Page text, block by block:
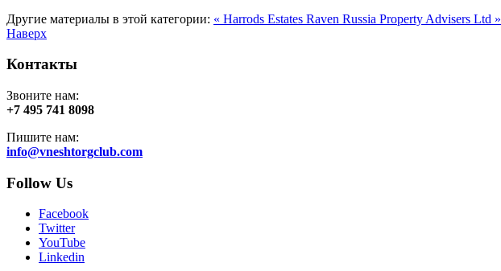
Другие материалы в этой категории: « Harrods Estates Raven Russia Property Advisers Ltd »
Наверх
Контакты
Звоните нам:
+7 495 741 8098
Пишите нам:
info@vneshtorgclub.com
Follow Us
Facebook
Twitter
YouTube
Linkedin